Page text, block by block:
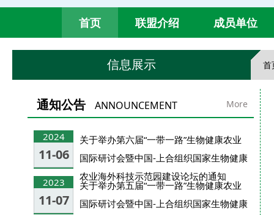
首页 联盟介绍 成员单位
信息展示 首
More
通知公告 ANNOUNCEMENT
2024
11-06
关于举办第六届“一带一路”生物健康农业
国际研讨会暨中国-上合组织国家生物健康
农业海外科技示范园建设论坛的通知
2023
11-07
关于举办第五届“一带一路”生物健康农业
国际研讨会暨中国-上合组织国家生物健康